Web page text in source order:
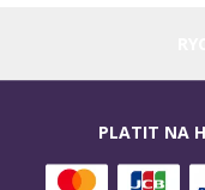
PLATIT NA